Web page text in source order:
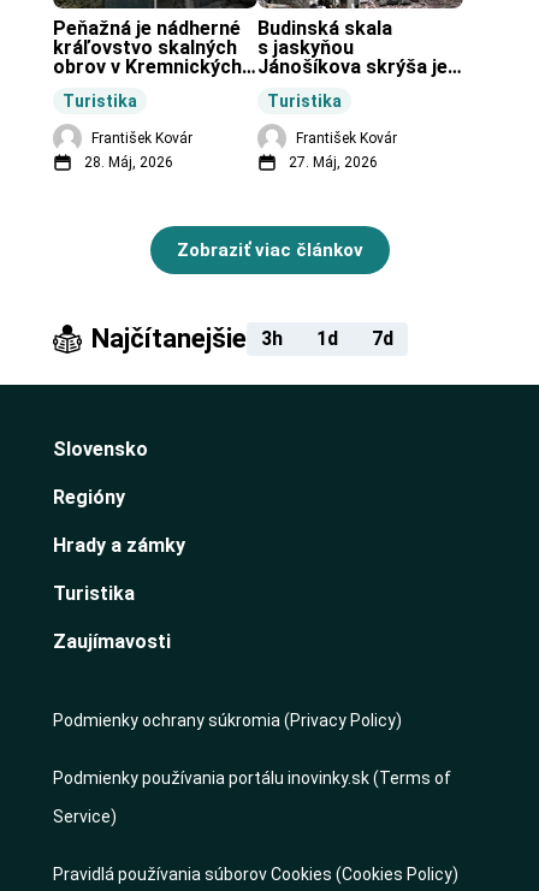
Turistika
Peňažná je nádherné
kráľovstvo skalných
obrov v Kremnických
František Kovár
28. Máj, 2026
Turistika
Budinská skala
s jaskyňou
Jánošíkova skrýša je
obci Budiná.
František Kovár
27. Máj, 2026
Zobraziť viac článkov
Najčítanejšie 3h 1d 7d
Slovensko
Regióny
Hrady a zámky
Turistika
Zaujímavosti
Podmienky ochrany súkromia (Privacy Policy)
Podmienky používania portálu inovinky.sk (Terms of
Service)
Pravidlá používania súborov Cookies (Cookies Policy)